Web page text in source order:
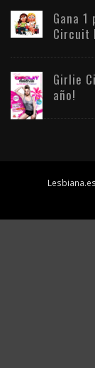
Gana
Circuit
Girlie
año!